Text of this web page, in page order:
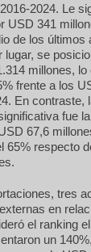
2024. Le
USD 341
de los últimos
lugar, se
millones, lo
frente a los
En contraste,
fue
67,6
65% respecto
tres
en
el ranking
un